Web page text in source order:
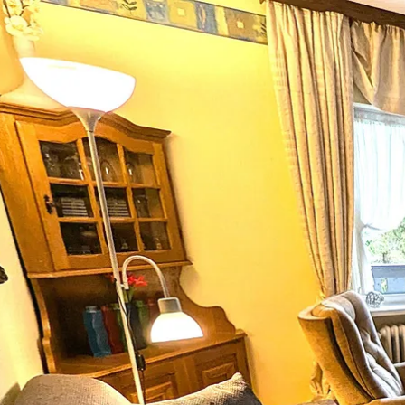
Aktivitäten im Chiemgau
Wandern & Gipfelglück
Radfahren &
Mountainbiken
Chiemsee &
Aktivitäten für die Familie
Winter
Golfen
Leben &
&
Orte